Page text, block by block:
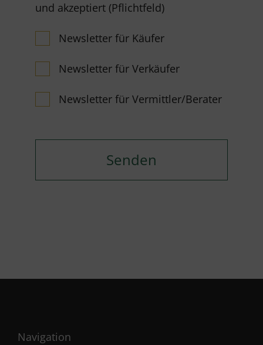
und akzeptiert (Pflichtfeld)
Newsletter für Käufer
Newsletter für Verkäufer
Newsletter für Vermittler/Berater
Navigation